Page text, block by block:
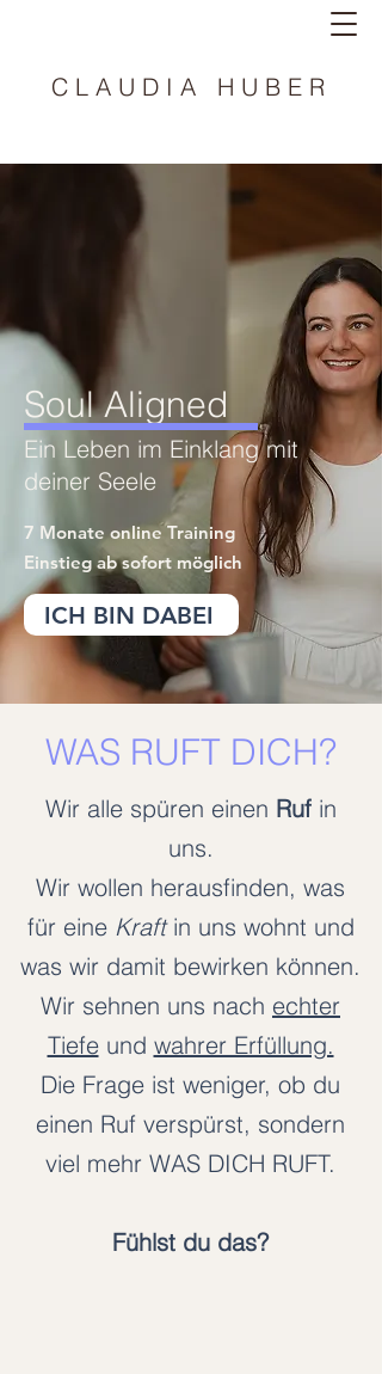
CLAUDIA HUBER
Soul Aligned
Ein Leben im Einklang mit
deiner Seele
7 Monate online Training
Einstieg ab sofort möglich
ICH BIN DABEI
WAS RUFT DICH?
Wir alle spüren einen Rufin
uns.
Wir wollen herausfinden, was
für eine Kraftin uns wohnt und
was wir damit bewirken können.
Wir sehnen uns nach echter
Tiefeund wahrer Erfüllung.
Die Frage ist weniger, ob du
einen Ruf verspürst, sondern
viel mehr WAS DICH RUFT.
Fühlst du das?